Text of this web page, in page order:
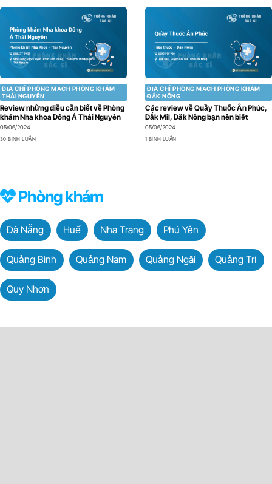
ĐỊA CHỈ PHÒNG MẠCH PHÒNG KHÁM
THÁI NGUYÊN
Review những điều cần biết về Phòng
khám Nha khoa Đông Á Thái Nguyên
05/06/2024
30 BÌNH LUẬN
ĐỊA CHỈ PHÒNG MẠCH PHÒNG KHÁM
ĐẮK NÔNG
Các review về Quầy Thuốc Ân Phúc,
Đắk Mil, Đăk Nông bạn nên biết
05/06/2024
1 BÌNH LUẬN
Phòng khám
Đà Nẵng Huế Nha Trang Phú Yên
Quảng Bình Quảng Nam Quảng Ngãi Quảng Trị
Quy Nhơn